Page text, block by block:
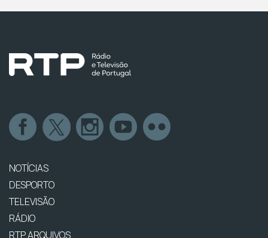
NOTÍCIAS
DESPORTO
TELEVISÃO
RÁDIO
RTP ARQUIVOS